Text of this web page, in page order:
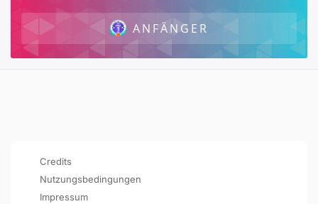
ANFÄNGER
Credits
Nutzungsbedingungen
Impressum